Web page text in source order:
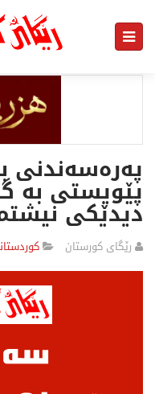
پەرەسەندنی
پێویستی بە
دیدێکی
رێگای كورستان